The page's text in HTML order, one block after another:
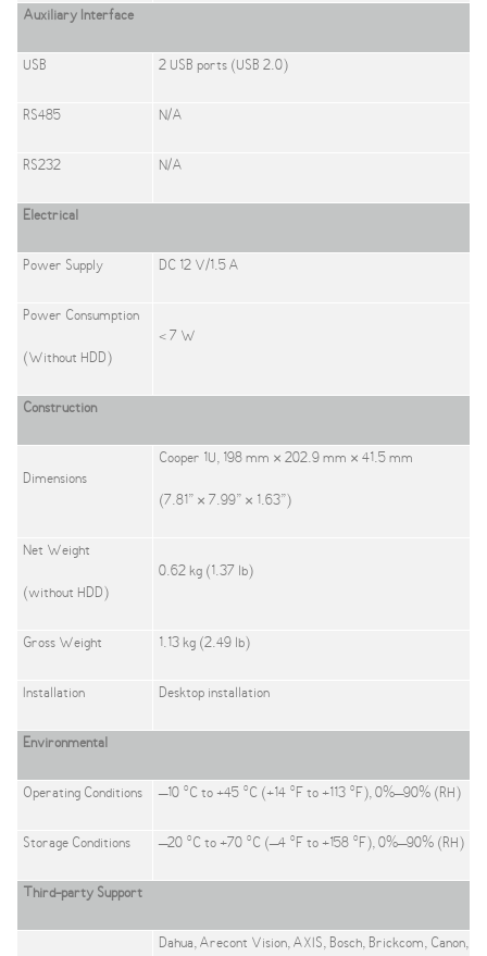
Auxiliary Interface
USB 2 USB ports (USB 2.0)
RS485 N/A
RS232 N/A
Electrical
Power Supply DC 12 V/1.5 A
Power Consumption
(Without HDD)
< 7 W
Construction
Dimensions
Cooper 1U, 198 mm × 202.9 mm × 41.5 mm
(7.81” × 7.99” × 1.63”)
Net Weight
(without HDD)
0.62 kg (1.37 lb)
Gross Weight 1.13 kg (2.49 lb)
Installation Desktop installation
Environmental
Operating Conditions –10 °C to +45 °C (+14 °F to +113 °F), 0%–90% (RH)
Storage Conditions –20 °C to +70 °C (–4 °F to +158 °F), 0%–90% (RH)
Third-party Support
Dahua, Arecont Vision, AXIS, Bosch, Brickcom, Canon,